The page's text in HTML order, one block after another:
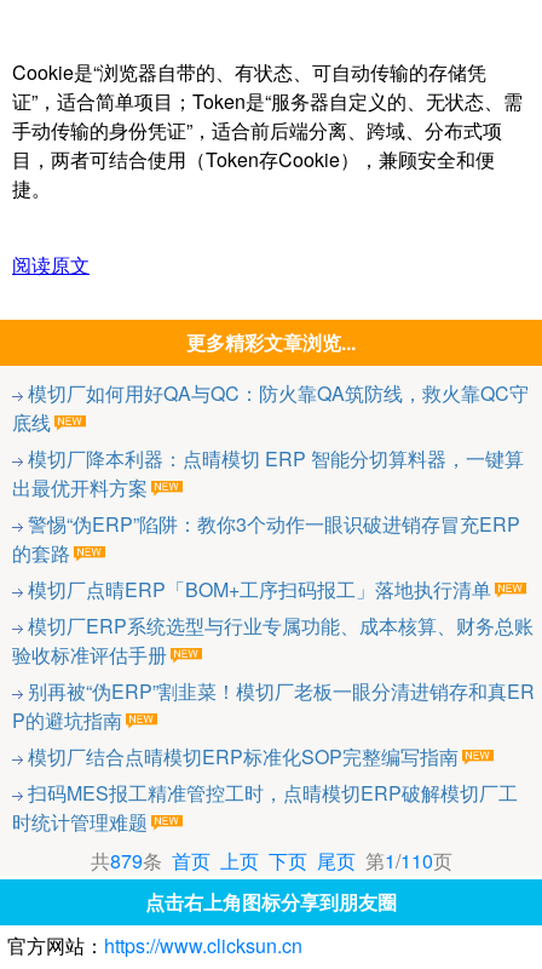
Cookie是“浏览器自带的、有状态、可自动传输的存储凭
证”，适合简单项目；Token是“服务器自定义的、无状态、需
手动传输的身份凭证”，适合前后端分离、跨域、分布式项
目，两者可结合使用（Token存Cookie），兼顾安全和便
捷。
阅读原文
更多精彩文章浏览...
模切厂如何用好QA与QC：防火靠QA筑防线，救火靠QC守
底线
模切厂降本利器：点晴模切 ERP 智能分切算料器，一键算
出最优开料方案
警惕“伪ERP”陷阱：教你3个动作一眼识破进销存冒充ERP
的套路
模切厂点晴ERP「BOM+工序扫码报工」落地执行清单
模切厂ERP系统选型与行业专属功能、成本核算、财务总账
验收标准评估手册
别再被“伪ERP”割韭菜！模切厂老板一眼分清进销存和真ER
P的避坑指南
模切厂结合点晴模切ERP标准化SOP完整编写指南
扫码MES报工精准管控工时，点晴模切ERP破解模切厂工
时统计管理难题
共879条 首页 上页 下页 尾页第1/110页
点击右上角图标分享到朋友圈
官方网站： https://www.clicksun.cn